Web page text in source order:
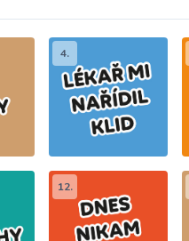
4.
12.